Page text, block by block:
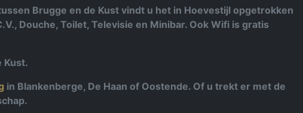
Brugge en de Kust vindt u het in Hoevestijl opgetrokken
Douche, Toilet, Televisie en Minibar. Ook Wifi is gratis
Kust.
in Blankenberge, De Haan of Oostende. Of u trekt er met de